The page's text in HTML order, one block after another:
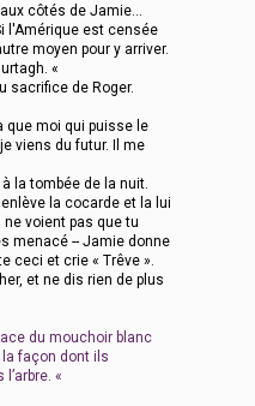
côtés de Jamie…
l'Amérique est censée
moyen pour y arriver.
«
sacrifice de Roger.
que moi qui puisse le
viens du futur. Il me
la tombée de la nuit.
la cocarde et la lui
voient pas que tu
menacé -- Jamie donne
ceci et crie « Trêve ».
et ne dis rien de plus
du mouchoir blanc
façon dont ils
«